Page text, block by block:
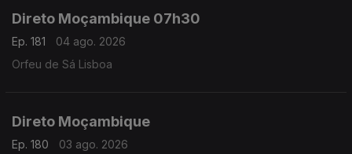
Direto Moçambique 07h30
Ep. 181
04 ago. 2026
Orfeu de Sá Lisboa
Direto Moçambique
Ep. 180
03 ago. 2026